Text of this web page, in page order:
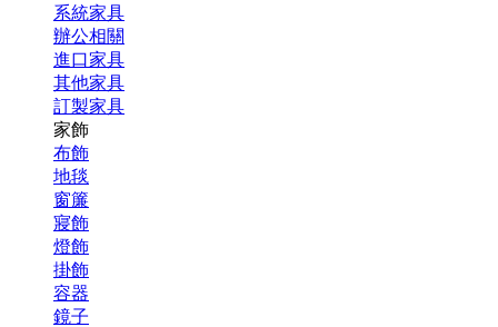
系統家具
辦公相關
進口家具
其他家具
訂製家具
家飾
布飾
地毯
窗簾
寢飾
燈飾
掛飾
容器
鏡子